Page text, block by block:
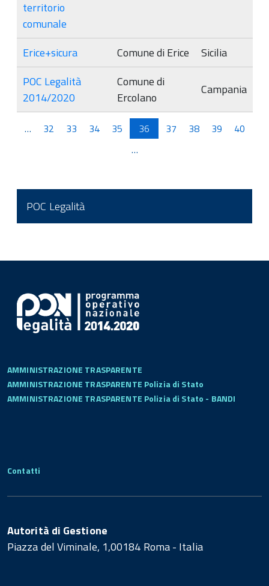
territorio
comunale
Erice+sicura Comune di Erice
Sicilia
POC Legalità
2014/2020
Comune di
Ercolano
Campania
… 32 33 34 35 36 37 38 39
40
…
POC Legalità
AMMINISTRAZIONE TRASPARENTE
AMMINISTRAZIONE TRASPARENTE Polizia di Stato
AMMINISTRAZIONE TRASPARENTE Polizia di Stato - BANDI
Contatti
Autorità di Gestione
Piazza del Viminale, 1,00184 Roma - Italia